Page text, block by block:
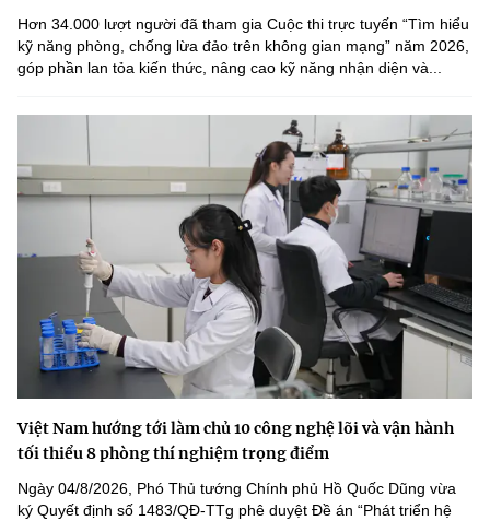
Hơn 34.000 lượt người đã tham gia Cuộc thi trực tuyến “Tìm hiểu
kỹ năng phòng, chống lừa đảo trên không gian mạng” năm 2026,
góp phần lan tỏa kiến thức, nâng cao kỹ năng nhận diện và...
Việt Nam hướng tới làm chủ 10 công nghệ lõi và vận hành
tối thiểu 8 phòng thí nghiệm trọng điểm
Ngày 04/8/2026, Phó Thủ tướng Chính phủ Hồ Quốc Dũng vừa
ký Quyết định số 1483/QĐ-TTg phê duyệt Đề án “Phát triển hệ